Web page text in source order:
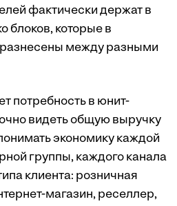
фактически держат в
блоков, которые в
между разными
потребность в юнит-
видеть общую выручку
экономику каждой
группы, каждого канала
клиента: розничная
магазин, реселлер,